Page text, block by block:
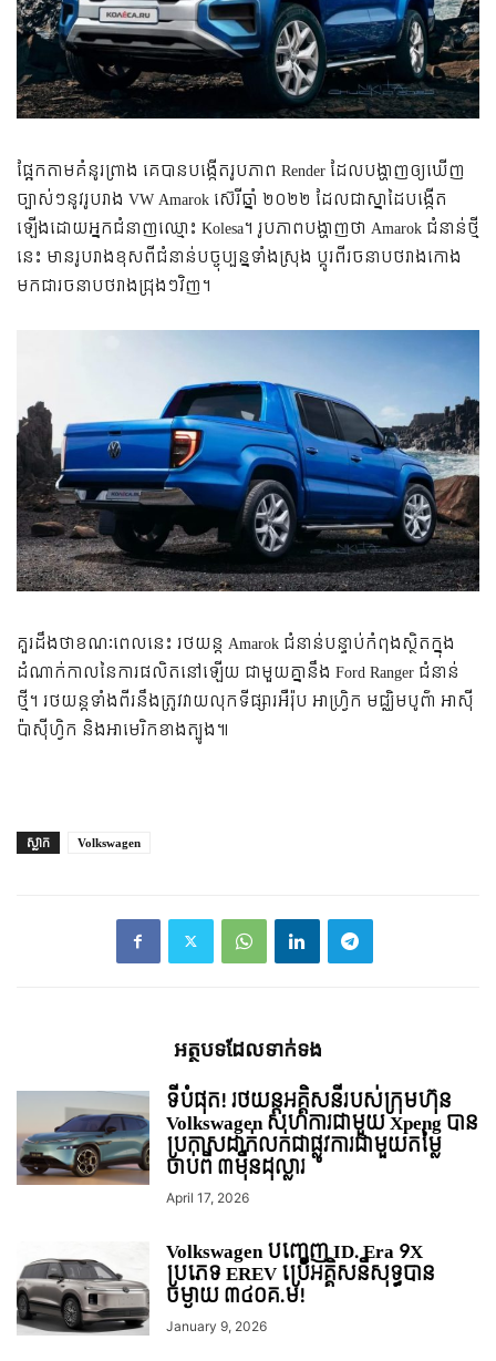
ផ្អែក​តាម​​គំនូរព្រាង​ គេ​បាន​បង្កើត​រូបភាព​ Render ដែល​បង្ហាញ​ឲ្យ​ឃើញ​
ច្បាស់ៗ​នូវ​រូបរាង​ VW Amarok ស៊េរី​ឆ្នាំ ២០២២ ដែល​ជា​ស្នាដៃ​បង្កើត​
ឡើង​ដោយ​អ្នក​ជំនាញ​ឈ្មោះ Kolesa។ រូបភាព​បង្ហាញ​ថា​ Amarok ជំនាន់​ថ្មី​
នេះ មាន​រូបរាង​ខុស​ពី​ជំនាន់​បច្ចុប្បន្ន​ទាំង​ស្រុង​ ប្ដូរ​ពី​រចនាបថ​រាង​កោង
មក​ជា​រចនាបថ​រាង​ជ្រុងៗ​វិញ។
គួរ​ដឹង​ថា​ខណៈ​ពេល​នេះ រថយន្ត Amarok ជំនាន់​បន្ទាប់​កំពុង​ស្ថិត​ក្នុង​
ដំណាក់​កាល​នៃ​ការ​ផលិត​នៅ​ឡើយ ជា​មួយ​គ្នា​នឹង Ford Ranger ជំនាន់​
ថ្មី។ រថយន្ត​​ទាំង​ពីរ​នឹង​ត្រូវ​វាយ​លុក​ទីផ្សារ​អឺរ៉ុប អាហ្វ្រិក មជ្ឈិមបូព៌ា អាស៊ី​
ប៉ាស៊ីហ្វិក និង​អាមេរិក​ខាង​ត្បូង៕
ស្លាក Volkswagen
អត្ថបទ​ដែល​ទាក់ទង
ទីបំផុត! រថយន្ដអគ្គិសនីរបស់ក្រុមហ៊ុន
Volkswagen សហការជាមួយ Xpeng បាន
ប្រកាសដាក់លក់ជាផ្លូវការជាមួយតម្លៃ
ចាប់ពី ៣មុឺនដុល្លារ
April 17, 2026
Volkswagen បញ្ចេញ ID. Era 9X
ប្រភេទ EREV ប្រើអគ្គិសនីសុទ្ធបាន
ចម្ងាយ ៣៤០គ.ម!
January 9, 2026